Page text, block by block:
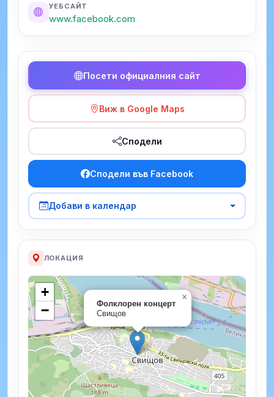
УЕБСАЙТ
www.facebook.com
Посети официалния сайт
Виж в Google Maps
Сподели
Сподели във Facebook
Добави в календар
ЛОКАЦИЯ
Фолклорен концерт
Свищов
×
+
−